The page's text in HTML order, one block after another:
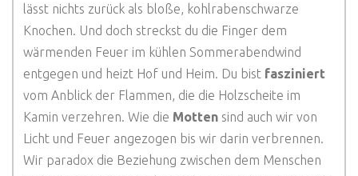
lässt nichts zurück als bloße, kohlrabenschwarze
Knochen. Und doch streckst du die Finger dem
wärmenden Feuer im kühlen Sommerabendwind
entgegen und heizt Hof und Heim. Du bist fasziniert
vom Anblick der Flammen, die die Holzscheite im
Kamin verzehren. Wie die Motten sind auch wir von
Licht und Feuer angezogen bis wir darin verbrennen.
Wir paradox die Beziehung zwischen dem Menschen